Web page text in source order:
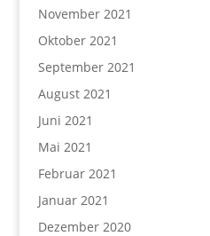
November 2021
Oktober 2021
September 2021
August 2021
Juni 2021
Mai 2021
Februar 2021
Januar 2021
Dezember 2020